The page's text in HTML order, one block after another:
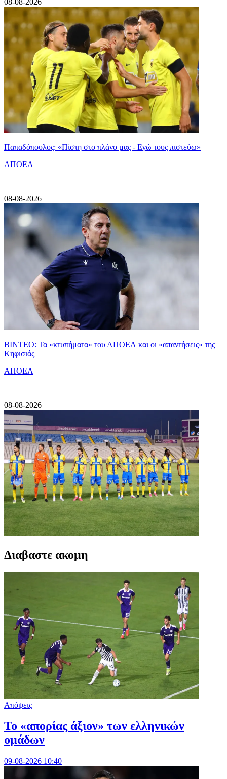
Παπαδόπουλος: «Πίστη στο πλάνο μας - Εγώ τους πιστεύω»
ΑΠΟΕΛ
|
08-08-2026
ΒΙΝΤΕΟ: Τα «κτυπήματα» του ΑΠΟΕΛ και οι «απαντήσεις» της
Κηφισιάς
ΑΠΟΕΛ
|
08-08-2026
Διαβαστε ακομη
Απόψεις
Το «απορίας άξιον» των ελληνικών
ομάδων
09-08-2026 10:40